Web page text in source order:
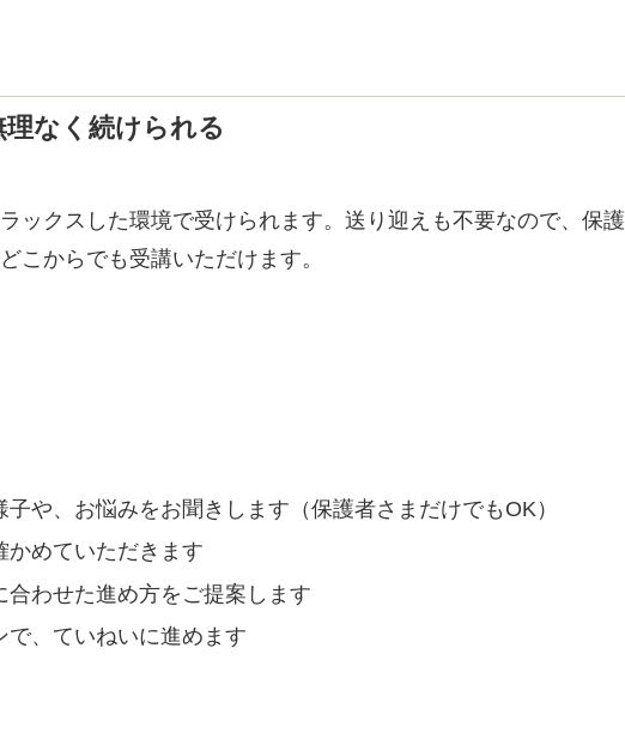
なく続けられる
ックスした環境で受けられます。送り迎えも不要なので、保護
こからでも受講いただけます。
や、お悩みをお聞きします（保護者さまだけでもOK）
かめていただきます
合わせた進め方をご提案します
で、ていねいに進めます